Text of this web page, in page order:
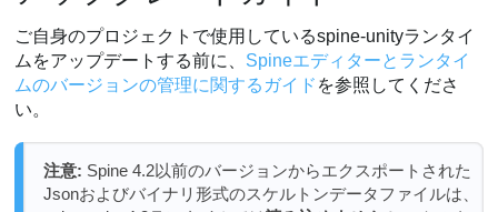
ご自身のプロジェクトで使用しているspine-unityランタイ
ムをアップデートする前に、 Spineエディターとランタイ
ムのバージョンの管理に関するガイド を参照してくださ
い。
注意: Spine 4.2以前のバージョンからエクスポートされた
Jsonおよびバイナリ形式のスケルトンデータファイルは、